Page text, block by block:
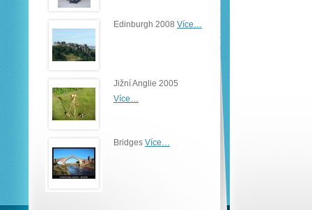
Edinburgh 2008 Více…
Jižní Anglie 2005
Více…
Bridges Více…